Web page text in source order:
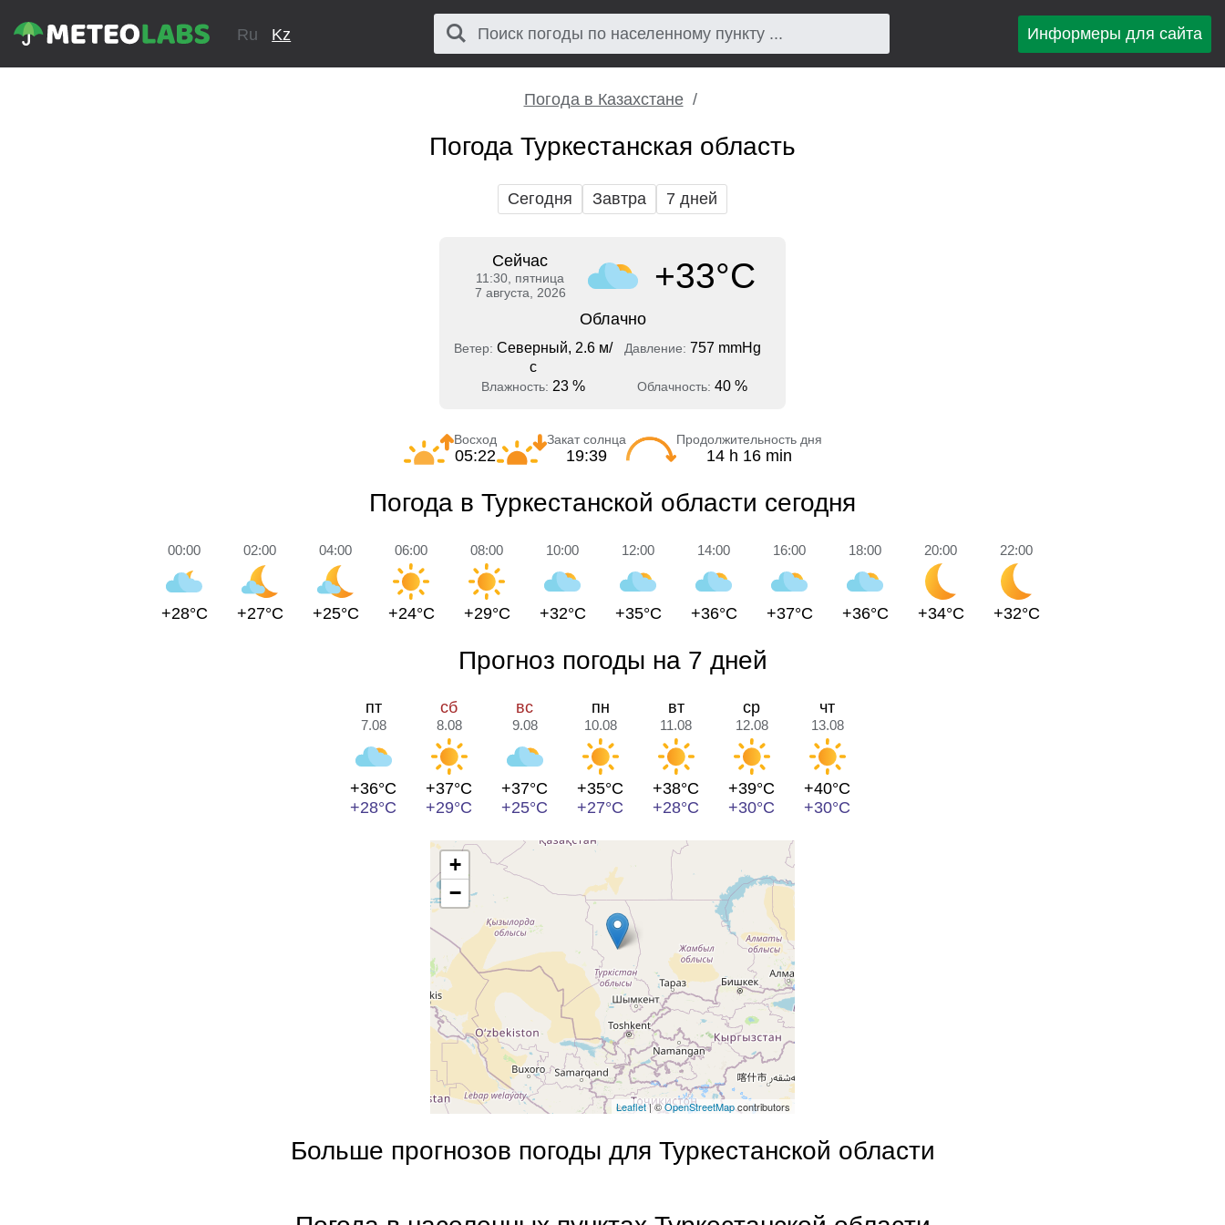
Ru Kz Информеры для сайта
Погода в Казахстане
Погода Туркестанская область
Сегодня Завтра 7 дней
Сейчас
11:30, пятница
7 августа, 2026
+33°C
Облачно
Ветер: Северный, 2.6 м/
с
Давление: 757 mmHg
Влажность: 23 % Облачность: 40 %
Восход
05:22
Закат солнца
19:39
Продолжительность дня
14 h 16 min
Погода в Туркестанской области сегодня
00:00
+28°C
02:00
+27°C
04:00
+25°C
06:00
+24°C
08:00
+29°C
10:00
+32°C
12:00
+35°C
14:00
+36°C
16:00
+37°C
18:00
+36°C
20:00
+34°C
22:00
+32°C
Прогноз погоды на 7 дней
пт
7.08
+36°C
+28°C
сб
8.08
+37°C
+29°C
вс
9.08
+37°C
+25°C
пн
10.08
+35°C
+27°C
вт
11.08
+38°C
+28°C
ср
12.08
+39°C
+30°C
чт
13.08
+40°C
+30°C
+
−
Leaflet| ©OpenStreetMapcontributors
Больше прогнозов погоды для Туркестанской области